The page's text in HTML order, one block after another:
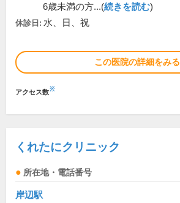
6歳未満の方...(続きを読む)
休診日: 水、日、祝
この医院の詳細をみる
アクセス数※
くれたにクリニック
所在地・電話番号
岸辺駅